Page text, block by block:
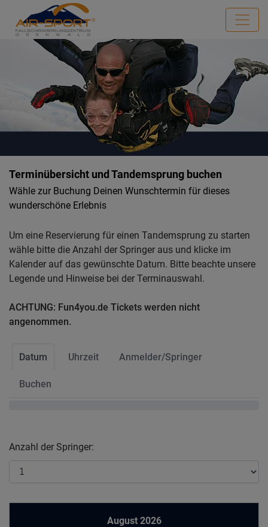
Terminübersicht und Tandemsprung buchen
Wähle zur Buchung Deinen Wunschtermin für dieses
wunderschöne Erlebnis
Um eine Reservierung für einen Tandemsprung zu starten
wähle bitte die Anzahl der Springer aus und klicke im
Kalender auf das gewünschte Datum. Bitte beachte unsere
Legende und Hinweise bei der Terminauswahl.
ACHTUNG: Fun4you.de Tickets werden nicht
angenommen.
Datum Uhrzeit Anmelder/Springer
Buchen
Anzahl der Springer:
August 2026